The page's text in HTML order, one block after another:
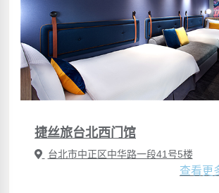
捷丝旅台北西门馆
台北市中正区中华路一段41号5楼
查看更